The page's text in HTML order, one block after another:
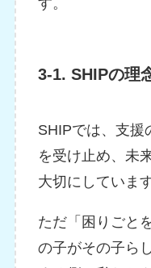
3-1. SHIPの理
SHIPでは、支援
を受け止め、未
大切にしています
ただ「困りごと
の子がその子ら